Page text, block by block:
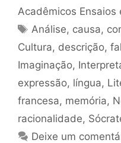
Acadêmicos Ensaios
Tags
Análise, causa,
Cultura, descrição,
Imaginação,
expressão, língua,
francesa, memória,
racionalidade,
Deixe um